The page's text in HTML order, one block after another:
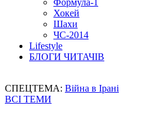
Формула-1
Хокей
Шахи
ЧС-2014
Lifestyle
БЛОГИ ЧИТАЧІВ
СПЕЦТЕМА: Війна в Ірані
ВСІ ТЕМИ